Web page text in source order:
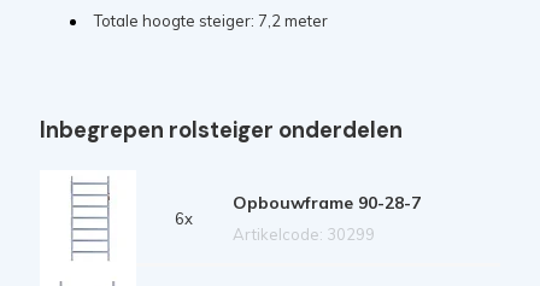
Totale hoogte steiger: 7,2 meter
Inbegrepen rolsteiger onderdelen
6x
Opbouwframe 90-28-7
Artikelcode: 30299